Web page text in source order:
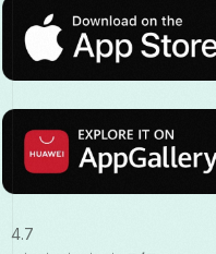
4.7